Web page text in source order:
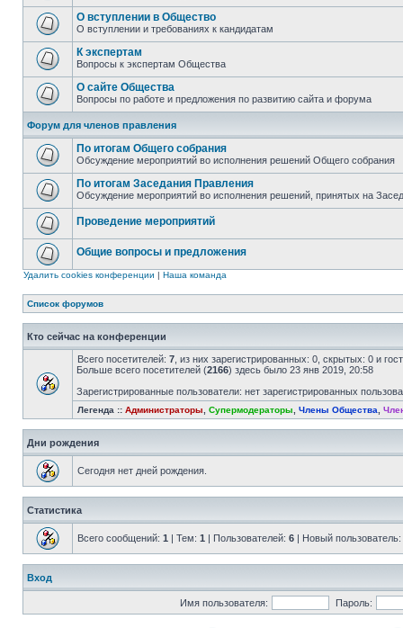
О вступлении в Общество
О вступлении и требованиях к кандидатам
К экспертам
Вопросы к экспертам Общества
О сайте Общества
Вопросы по работе и предложения по развитию сайта и форума
Форум для членов правления
По итогам Общего собрания
Обсуждение мероприятий во исполнения решений Общего собрания
По итогам Заседания Правления
Обсуждение мероприятий во исполнения решений, принятых на
Проведение мероприятий
Общие вопросы и предложения
Удалить cookies конференции | Наша команда
Список форумов
Кто сейчас на конференции
Всего посетителей: 7 , из них зарегистрированных: 0, скрытых: 0 и
Больше всего посетителей (2166) здесь было 23 янв 2019, 20:58
Зарегистрированные пользователи: нет зарегистрированных
Легенда :: Администраторы Супермодераторы Члены Общества
Дни рождения
Сегодня нет дней рождения.
Статистика
Всего сообщений: 1 | Тем: 1 | Пользователей: 6 | Новый пользователь:
Вход
Имя пользователя: Пароль: